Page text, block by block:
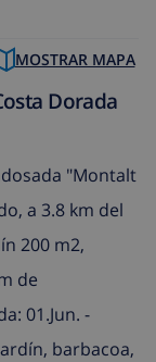
MOSTRAR MAPA
Dorada
"Montalt
a 3.8 km del
200 m2,
de
01.Jun. -
barbacoa,